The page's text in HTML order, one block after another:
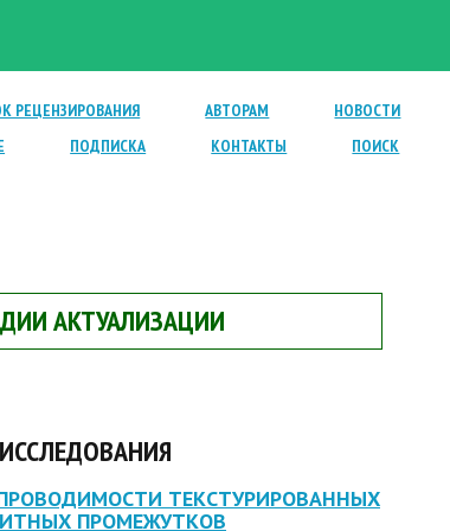
РЕЦЕНЗИРОВАНИЯ АВТОРАМ НОВОСТИ
ПОДПИСКА КОНТАКТЫ ПОИСК
АКТУАЛИЗАЦИИ
ТЕКСТУРИРОВАННЫХ
ПРОМЕЖУТКОВ